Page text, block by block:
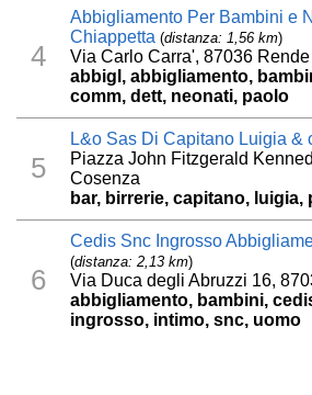
4
Abbigliamento Per Bambini e
Chiappetta (distanza: 1,56 km)
Via Carlo Carra', 87036 Rende
abbigl, abbigliamento,
comm, dett, neonati, paolo
5
L&o Sas Di Capitano Luigia &
Piazza John Fitzgerald
Cosenza
bar, birrerie, capitano, luigia,
6
Cedis Snc Ingrosso
(distanza: 2,13 km)
Via Duca degli Abruzzi 16,
abbigliamento, bambini,
ingrosso, intimo, snc, uomo